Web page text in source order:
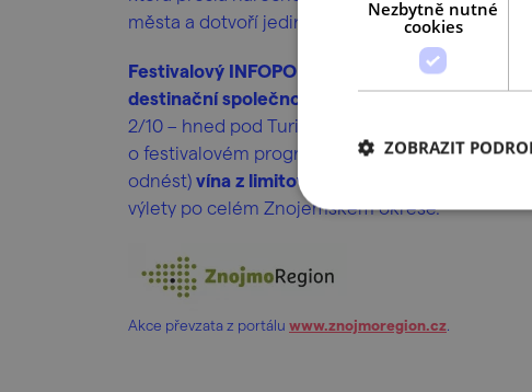
města a dotvoří jedinečnou atmosféru
Festivalový INFOPOINT najdete po celou dobu
destinační společnosti ZnojmoRegionv
2/10 – hned pod Turistickým informačním
o festivalovém programu, zde můžete také
odnést) vína z limitované festivalové edice
výlety po celém Znojemském okrese.
Akce převzata z portálu www.znojmoregion.cz
Nezbytně nutné
cookies
ZOBRAZIT